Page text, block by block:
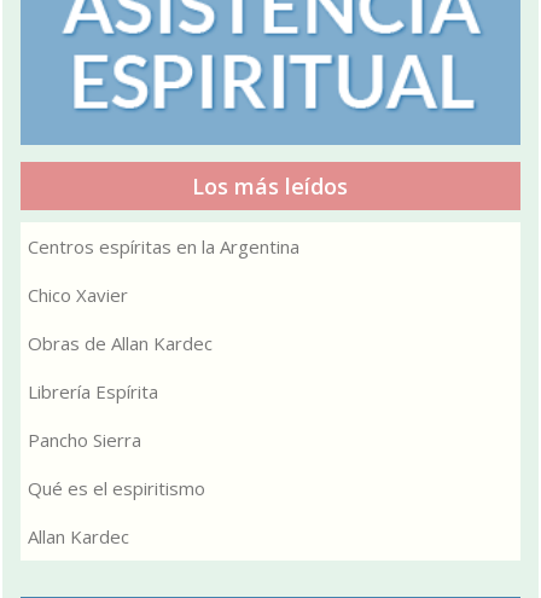
Los más leídos
Centros espíritas en la Argentina
Chico Xavier
Obras de Allan Kardec
Librería Espírita
Pancho Sierra
Qué es el espiritismo
Allan Kardec